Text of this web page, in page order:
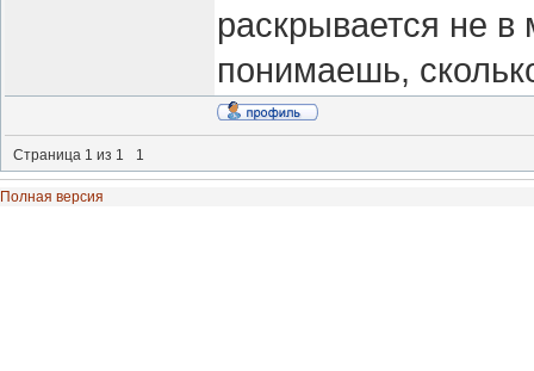
раскрывается не в
понимаешь,
Страница 1 из 1 1
Полная версия